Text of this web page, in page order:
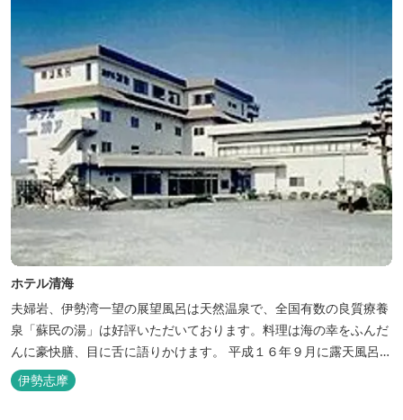
ホテル清海
夫婦岩、伊勢湾一望の展望風呂は天然温泉で、全国有数の良質療養
泉「蘇民の湯」は好評いただいております。料理は海の幸をふんだ
んに豪快膳、目に舌に語りかけます。 平成１６年９月に露天風呂が
オープンしました。
伊勢志摩